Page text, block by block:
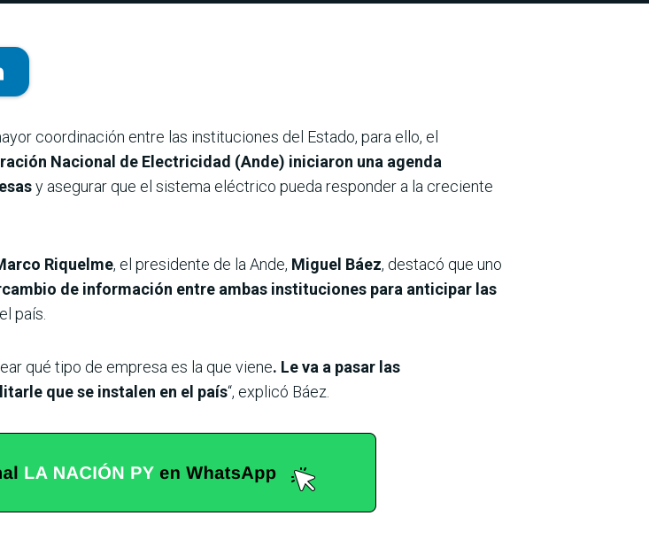
coordinación entre las instituciones del Estado, para ello, el
Nacional de Electricidad (Ande) iniciaron una agenda
y asegurar que el sistema eléctrico pueda responder a la creciente
Riquelme, el presidente de la Ande, Miguel Báez, destacó que uno
de información entre ambas instituciones para anticipar las
país.
qué tipo de empresa es la que viene. Le va a pasar las
que se instalen en el país“, explicó Báez.